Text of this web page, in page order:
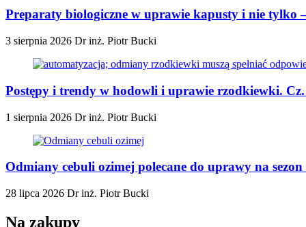
Preparaty biologiczne w uprawie kapusty i nie tylko
3 sierpnia 2026 Dr inż. Piotr Bucki
Postępy i trendy w hodowli i uprawie rzodkiewki.
1 sierpnia 2026 Dr inż. Piotr Bucki
Odmiany cebuli ozimej polecane do uprawy na
28 lipca 2026 Dr inż. Piotr Bucki
Na zakupy